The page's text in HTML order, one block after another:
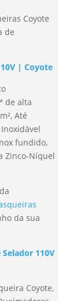
Coyote
de
| Coyote
de alta
Até
fundido,
Zinco-Níquel
da sua
Selador 110V
Coyote,